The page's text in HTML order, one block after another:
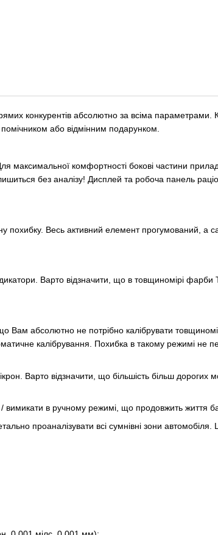
конкурентів абсолютно за всіма параметрами.
або відмінним подарунком.
максимальної комфортності бокові частини
без аналізу! Дисплей та робоча панель
похибку. Весь активний елемент прогумований, а
Варто відзначити, що в товщиномірі фарби
Вам абсолютно не потрібно калібрувати
калібрування. Похибка в такому режимі не
Варто відзначити, що більшість більш
в ручному режимі, що продовжить життя
проаналізувати всі сумнівні зони